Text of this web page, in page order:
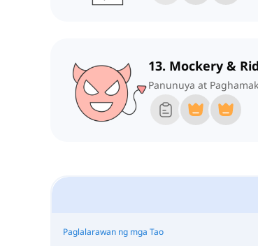
13. Mockery &
Panunuya at Paghamak
Paglalarawan ng mga Tao